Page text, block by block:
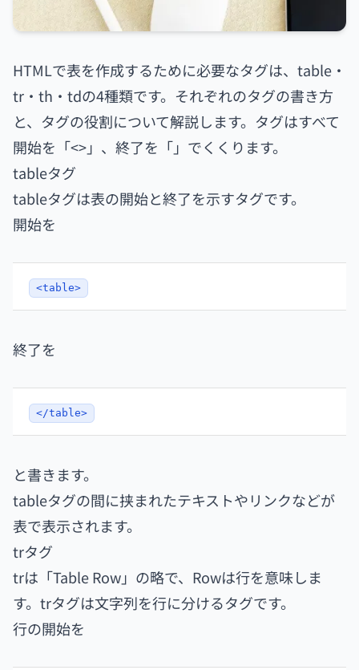
HTMLで表を作成するために必要なタグは、table・
tr・th・tdの4種類です。それぞれのタグの書き方
と、タグの役割について解説します。タグはすべて
開始を「<>」、終了を「」でくくります。
tableタグ
tableタグは表の開始と終了を示すタグです。
開始を
<table>
終了を
</table>
と書きます。
tableタグの間に挟まれたテキストやリンクなどが
表で表示されます。
trタグ
trは「Table Row」の略で、Rowは行を意味しま
す。trタグは文字列を行に分けるタグです。
行の開始を